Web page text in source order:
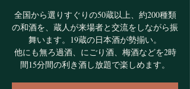
全国から選りすぐりの50蔵以上、約200種類
の和酒を、蔵人が来場者と交流をしながら振
舞います。19蔵の日本酒が勢揃い。
他にも無ろ過酒、にごり酒、梅酒などを2時
間15分間の利き酒し放題で楽しめます。